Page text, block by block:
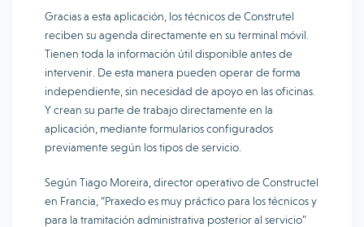
Gracias a esta aplicación, los técnicos de Construtel
reciben su agenda directamente en su terminal móvil.
Tienen toda la información útil disponible antes de
intervenir. De esta manera pueden operar de forma
independiente, sin necesidad de apoyo en las oficinas.
Y crean su parte de trabajo directamente en la
aplicación, mediante formularios configurados
previamente según los tipos de servicio.
Según Tiago Moreira, director operativo de Constructel
en Francia, “Praxedo es muy práctico para los técnicos y
para la tramitación administrativa posterior al servicio”